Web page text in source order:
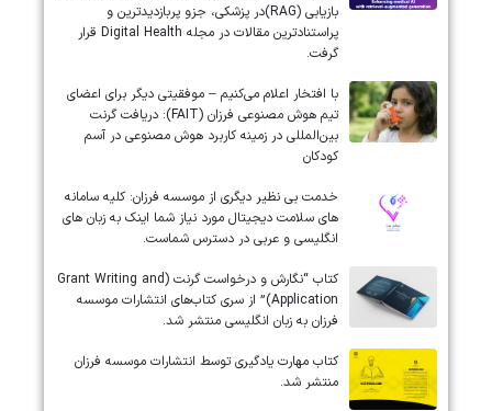
بازیابی (RAG)در پزشکی، جزو پربازدیدترین و
پراستنادترین مقالات در مجله Digital Health قرار
گرفت.
با افتخار اعلام می‌کنیم – موفقیتی دیگر برای اعضای
تیم هوش مصنوعی فرزان (FAIT): دریافت گرنت
بین‌المللی در زمینه کاربرد هوش مصنوعی در آسم
کودکان
خدمت بی نظیر دیگری از موسسه فرزان: کلیه سامانه
های سلامت دیجیتال مورد نیاز شما اینک به زبان های
انگلیسی و عربی در دسترس شماست.
کتاب “نگارش و درخواست گرنت (Grant Writing and
Application)” از سری کتاب‌های انتشارات موسسه
فرزان به زبان انگلیسی منتشر شد.
کتاب مهارت یادگیری توسط انتشارات موسسه فرزان
منتشر شد.